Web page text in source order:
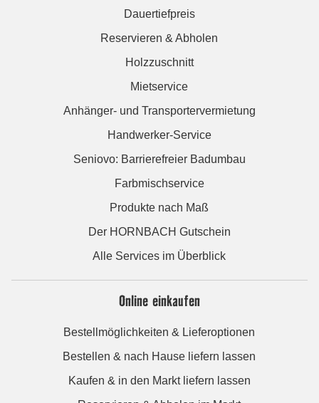
Dauertiefpreis
Reservieren & Abholen
Holzzuschnitt
Mietservice
Anhänger- und Transportervermietung
Handwerker-Service
Seniovo: Barrierefreier Badumbau
Farbmischservice
Produkte nach Maß
Der HORNBACH Gutschein
Alle Services im Überblick
Online einkaufen
Bestellmöglichkeiten & Lieferoptionen
Bestellen & nach Hause liefern lassen
Kaufen & in den Markt liefern lassen